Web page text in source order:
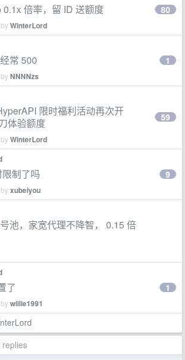
倍率，留 ID 送额度
WinterLord
80
常 500
NNNNzs
1
限时福利活动再次开
体验额度
WinterLord
59
制了吗
xubeiyou
9
池，家宽代理不降智， 0.15 倍
了
willie1991
1